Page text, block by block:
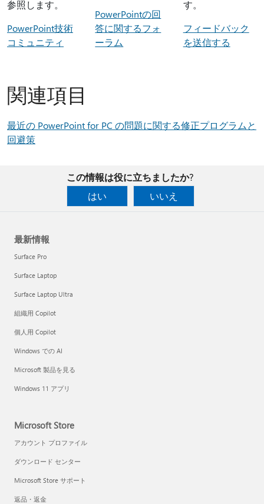
参照します。
PowerPoint技術
コミュニティ
PowerPointの回
答に関するフォ
ーラム
す。
フィードバック
を送信する
関連項目
最近の PowerPoint for PC の問題に関する修正プログラムと
回避策
この情報は役に立ちましたか?
はい
いいえ
最新情報
Surface Pro
Surface Laptop
Surface Laptop Ultra
組織用 Copilot
個人用 Copilot
Windows での AI
Microsoft 製品を見る
Windows 11 アプリ
Microsoft Store
アカウント プロファイル
ダウンロード センター
Microsoft Store サポート
返品・返金